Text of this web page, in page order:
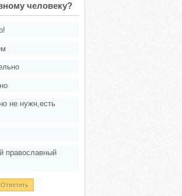
человеку?
не нужн,есть
православный